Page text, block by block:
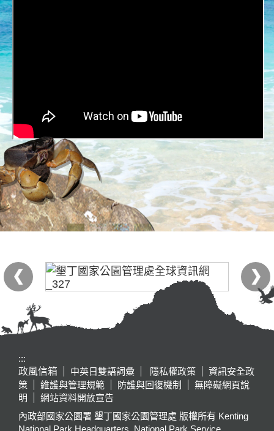
:::
政風信箱
中英日雙語詞彙 隱私權政策
資訊安全政
策
維護與管理規範 防護與回復機制
無障礙網頁說
明
網站資料開放宣告
內政部國家公園署 墾丁國家公園管理處 版權所有 Kenting
National Park Headquarters, National Park Service,